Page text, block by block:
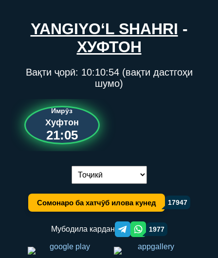
YANGIYO‘L SHAHRI -
ХУФТОН
Вақти ҷорӣ: 10:10:54(вақти дастгоҳи
шумо)
Имрӯз
Хуфтон
21:05
Иваз кардани забон:
Сомонаро ба хатчӯб илова кунед 17947
Мубодила кардан Telegram orqali ulashish
WhatsApp orqali ulashish
1977